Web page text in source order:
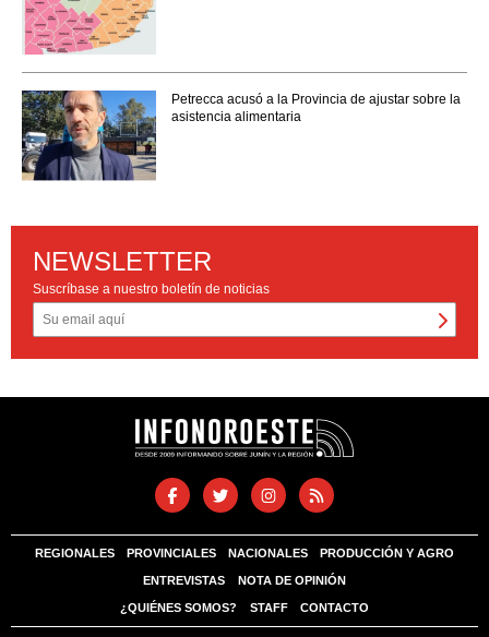
Petrecca acusó a la Provincia de ajustar sobre la
asistencia alimentaria
NEWSLETTER
Suscríbase a nuestro boletín de noticias
REGIONALES PROVINCIALES NACIONALES PRODUCCIÓN Y AGRO
ENTREVISTAS NOTA DE OPINIÓN
¿QUIÉNES SOMOS? STAFF CONTACTO